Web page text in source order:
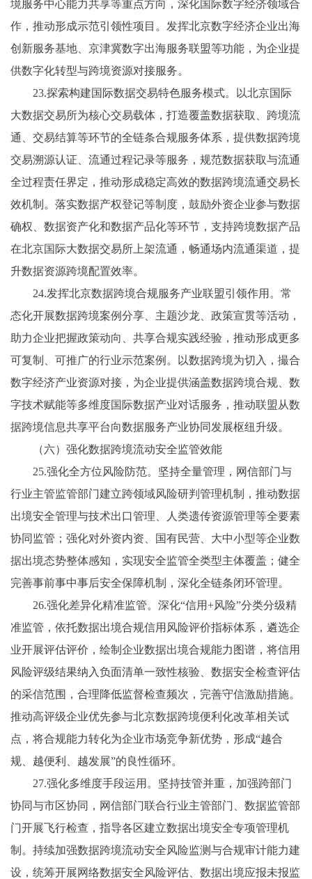
境服务中心能力共享等重点方向，深化国际数字经济领域合
作，推动形成示范引领性项目。发挥北京数字经济企业出海
创新服务基地、京津冀数字出海服务联盟等功能，为企业提
供数字化转型与跨境资源对接服务。
23.探索构建国际数据交易特色服务模式。以北京国际
大数据交易所为核心交易载体，打造覆盖数据获取、跨境流
通、交易结算等环节的全链条合规服务体系，提供数据跨境
交易溯源认证、流通过程记录等服务，规范数据获取与流通
全过程责任界定，推动形成稳定高效的数据跨境流通交易长
效机制。落实数据产权登记等制度，鼓励外资企业参与数据
确权、数据资产化和数据产品化等环节，支持跨境数据产品
在北京国际大数据交易所上架流通，畅通场内流通渠道，提
升数据资源跨境配置效率。
24.发挥北京数据跨境合规服务产业联盟引领作用。常
态化开展数据跨境案例分享、主题沙龙、政策宣贯等活动，
助力企业把握政策动向、共享合规实践经验，推动形成更多
可复制、可推广的行业示范案例。以数据跨境为切入，撮合
数字经济产业资源对接，为企业提供涵盖数据跨境合规、数
字技术赋能等多维度国际数据产业对话服务，推动联盟从数
据跨境信息共享平台向数据服务产业协同发展枢纽升级。
（六）强化数据跨境流动安全监管效能
25.强化全方位风险防范。坚持全量管理，网信部门与
行业主管监管部门建立跨领域风险研判管理机制，推动数据
出境安全管理与技术出口管理、人类遗传资源管理等全要素
协同监管；强化对外资内资、国有民营、大中小型等企业数
据出境态势整体感知，实现安全监管全类型主体覆盖；健全
完善事前事中事后安全保障机制，深化全链条闭环管理。
26.强化差异化精准监管。深化“信用+风险”分类分级精
准监管，依托数据出境合规信用风险评价指标体系，遴选企
业开展评估评价，绘制企业数据出境合规能力图谱，将信用
风险评级结果纳入负面清单一致性核验、数据安全检查评估
的采信范围，合理降低监督检查频次，完善守信激励措施。
推动高评级企业优先参与北京数据跨境便利化改革相关试
点，将合规能力转化为企业市场竞争新优势，形成“越合
规、越便利、越发展”的良性循环。
27.强化多维度手段运用。坚持技管并重，加强跨部门
协同与市区协同，网信部门联合行业主管部门、数据监管部
门开展飞行检查，指导各区建立数据出境安全专项管理机
制。持续加强数据跨境流动安全风险监测与合规审计能力建
设，统筹开展网络数据安全风险评估、数据出境应报未报监